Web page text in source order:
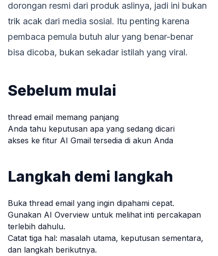
dorongan resmi dari produk aslinya, jadi ini bukan
trik acak dari media sosial. Itu penting karena
pembaca pemula butuh alur yang benar-benar
bisa dicoba, bukan sekadar istilah yang viral.
Sebelum mulai
thread email memang panjang
Anda tahu keputusan apa yang sedang dicari
akses ke fitur AI Gmail tersedia di akun Anda
Langkah demi langkah
Buka thread email yang ingin dipahami cepat.
Gunakan AI Overview untuk melihat inti percakapan
terlebih dahulu.
Catat tiga hal: masalah utama, keputusan sementara,
dan langkah berikutnya.